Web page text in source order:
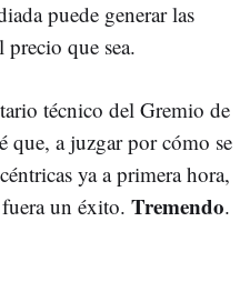
puede generar las
que sea.
técnico del Gremio de
que, a juzgar por cómo se
ya a primera hora,
un éxito. Tremendo.